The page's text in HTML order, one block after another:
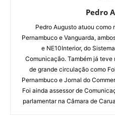
Pedro
Pedro Augusto atuou como
Pernambuco e Vanguarda,
e NE10Interior, do
Comunicação. Também já
de grande circulação como
Pernambuco e Jornal do
Foi ainda assessor de
parlamentar na Câmara de